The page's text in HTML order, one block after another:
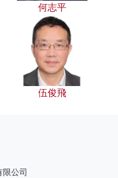
何志平
伍俊飛
公司